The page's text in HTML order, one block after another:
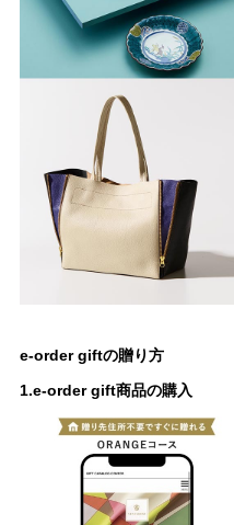
e-order giftの贈り方
1.e-order gift商品の購入